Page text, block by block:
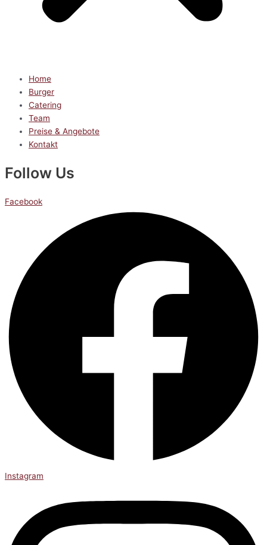
Home
Burger
Catering
Team
Preise & Angebote
Kontakt
Follow Us
Facebook
Instagram